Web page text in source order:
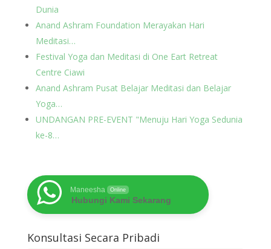
Dunia
Anand Ashram Foundation Merayakan Hari
Meditasi…
Festival Yoga dan Meditasi di One Eart Retreat
Centre Ciawi
Anand Ashram Pusat Belajar Meditasi dan Belajar
Yoga…
UNDANGAN PRE-EVENT "Menuju Hari Yoga Sedunia
ke-8…
Maneesha Online
Hubungi Kami Sekarang
Konsultasi Secara Pribadi